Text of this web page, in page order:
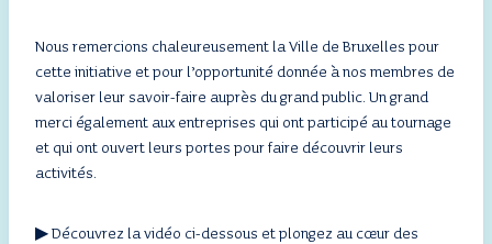
Nous remercions chaleureusement la Ville de Bruxelles pour
cette initiative et pour l’opportunité donnée à nos membres de
valoriser leur savoir-faire auprès du grand public. Un grand
merci également aux entreprises qui ont participé au tournage
et qui ont ouvert leurs portes pour faire découvrir leurs
activités.
▶ Découvrez la vidéo ci-dessous et plongez au cœur des